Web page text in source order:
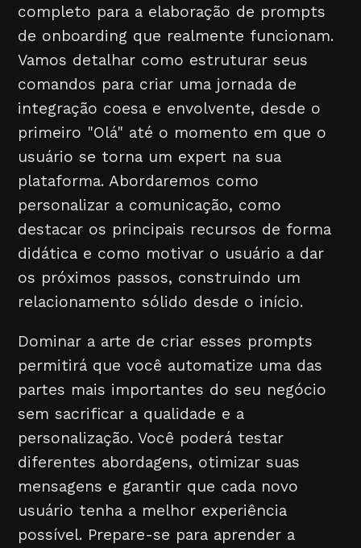
completo para a elaboração de prompts
de onboarding que realmente funcionam.
Vamos detalhar como estruturar seus
comandos para criar uma jornada de
integração coesa e envolvente, desde o
primeiro "Olá" até o momento em que o
usuário se torna um expert na sua
plataforma. Abordaremos como
personalizar a comunicação, como
destacar os principais recursos de forma
didática e como motivar o usuário a dar
os próximos passos, construindo um
relacionamento sólido desde o início.
Dominar a arte de criar esses prompts
permitirá que você automatize uma das
partes mais importantes do seu negócio
sem sacrificar a qualidade e a
personalização. Você poderá testar
diferentes abordagens, otimizar suas
mensagens e garantir que cada novo
usuário tenha a melhor experiência
possível. Prepare-se para aprender a